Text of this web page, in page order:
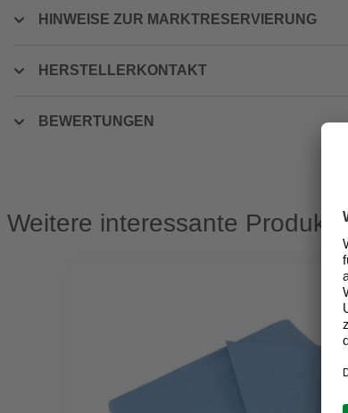
HINWEISE ZUR MARKTRESERVIERUNG
HERSTELLERKONTAKT
BEWERTUNGEN
Weitere interessante Produkte